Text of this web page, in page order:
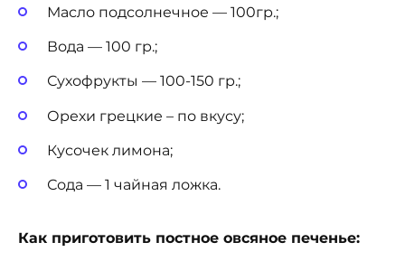
Масло подсолнечное — 100гр.;
Вода — 100 гр.;
Сухофрукты — 100-150 гр.;
Орехи грецкие – по вкусу;
Кусочек лимона;
Сода — 1 чайная ложка.
Как приготовить постное овсяное печенье: